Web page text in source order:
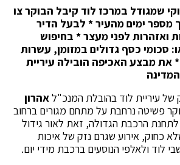
שמגודל במרכז לוד קיבל הבוקר צו
מספר ימים מהעיר * לבעל הדיר
ואזהרות לפני מעצר * בחיפוש
סכומי כסף גדולים במזומן, עשרות
* את מבצע האכיפה הובילה עיריית
של עיריית לוד בהובלת המנכ"לאהרון
פשיטה נרחבת על מתחם מגורים ברחוב
הרכבת הגדולה, זאת לאור גידול
כחוק, אירוע שגרם נזק של איכות
לוד ולאלפי הנוסעים ברכבת מידי יום.